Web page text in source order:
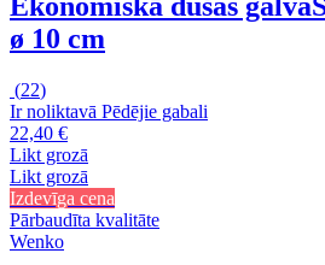
ø 10 cm
(22)
Ir noliktavā Pēdējie gabali
22,40 €
Likt grozā
Likt grozā
Izdevīga cena
Pārbaudīta kvalitāte
Wenko